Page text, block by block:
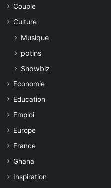
Couple
Culture
Musique
potins
Showbiz
Economie
Education
Emploi
Europe
France
Ghana
Inspiration